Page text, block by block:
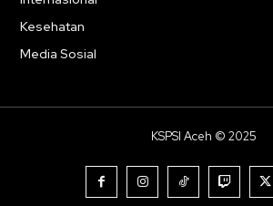
Kesehatan
Media Sosial
KSPSI Aceh © 2025